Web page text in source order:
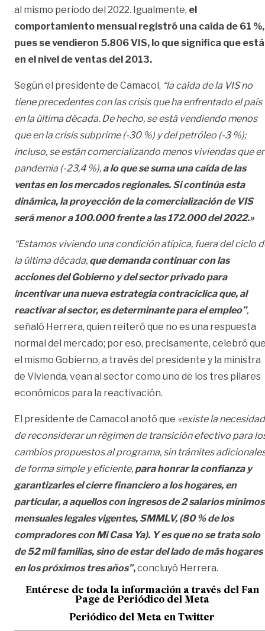
al mismo periodo del 2022. Igualmente, el
comportamiento mensual registró una caída de 61 %,
pues se vendieron 5.806 VIS, lo que significa que está
en el nivel de ventas del 2013.
Según el presidente de Camacol, “la caída de la VIS no
tiene precedentes con las crisis que ha enfrentado el país
en la última década. De hecho, se está vendiendo menos
que en la crisis subprime (-30 %) y del petróleo (-3 %);
incluso, se están comercializando menos viviendas que
pandemia (-23,4 %),a lo que se suma una caída de las
ventas en los mercados regionales. Si continúa esta
dinámica, la proyección de la comercialización de VIS
será menor a 100.000 frente a las 172.000 del 2022.»
“Estamos viviendo una condición atípica, fuera del ciclo
la última década, que demanda continuar con las
acciones del Gobierno y del sector privado para
incentivar una nueva estrategia contracíclica que, al
reactivar al sector, es determinante para el empleo”,
señaló Herrera, quien reiteró que no es una respuesta
normal del mercado; por eso, precisamente, celebró
el mismo Gobierno, a través del presidente y la ministra
de Vivienda, vean al sector como uno de los tres pilares
económicos para la reactivación.
El presidente de Camacol anotó que «existe la necesidad
de reconsiderar un régimen de transición efectivo para
cambios propuestos al programa, sin trámites
de forma simple y eficiente, para honrar la confianza y
garantizarles el cierre financiero a los hogares, en
particular, a aquellos con ingresos de 2 salarios mínimos
mensuales legales vigentes, SMMLV, (80 % de los
compradores con Mi Casa Ya). Y es que no se trata solo
de 52 mil familias, sino de estar del lado de más hogares
en los próximos tres años”,concluyó Herrera.
Entérese de toda la información a través del Fan
Page de Periódico del Meta
Periódico del Meta en Twitter